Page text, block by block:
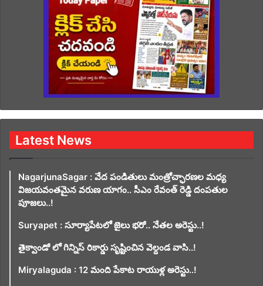
Latest News
NagarjunaSagar : వేద పండితులు మంత్రోచ్ఛారణల మధ్య
విజయవంతమైన వరుణ యాగం.. సీఎం రేవంత్ రెడ్డి దంపతుల
పూజలు..!
Suryapet : సూర్యాపేటలో జైలు భరో.. నేతల అరెస్టు..!
తైక్వాండో లో గిన్నిస్ రికార్డు సృష్టించిన వెల్దండ వాసి..!
Miryalaguda : 12 మంది పేకాట రాయుళ్ల అరెస్టు..!